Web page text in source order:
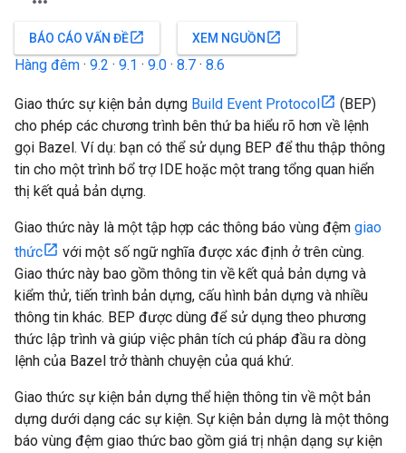
BÁO CÁO VẤN ĐỀopen_in_new XEM NGUỒN open_in_new
Hàng đêm · 9.2 · 9.1 · 9.0 · 8.7 · 8.6
Giao thức sự kiện bản dựng Build Event Protocol
(BEP)
cho phép các chương trình bên thứ ba hiểu rõ hơn về lệnh
gọi Bazel. Ví dụ: bạn có thể sử dụng BEP để thu thập thông
tin cho một trình bổ trợ IDE hoặc một trang tổng quan hiển
thị kết quả bản dựng.
Giao thức này là một tập hợp các thông báo vùng đệm giao
thức
với một số ngữ nghĩa được xác định ở trên cùng.
Giao thức này bao gồm thông tin về kết quả bản dựng và
kiểm thử, tiến trình bản dựng, cấu hình bản dựng và nhiều
thông tin khác. BEP được dùng để sử dụng theo phương
thức lập trình và giúp việc phân tích cú pháp đầu ra dòng
lệnh của Bazel trở thành chuyện của quá khứ.
Giao thức sự kiện bản dựng thể hiện thông tin về một bản
dựng dưới dạng các sự kiện. Sự kiện bản dựng là một thông
báo vùng đệm giao thức bao gồm giá trị nhận dạng sự kiện